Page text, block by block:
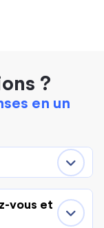
?
en un
vous et